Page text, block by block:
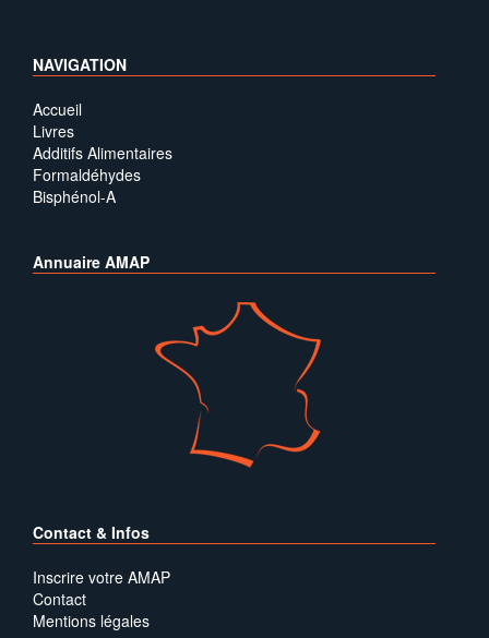
NAVIGATION
Accueil
Livres
Additifs Alimentaires
Formaldéhydes
Bisphénol-A
Annuaire AMAP
Contact & Infos
Inscrire votre AMAP
Contact
Mentions légales